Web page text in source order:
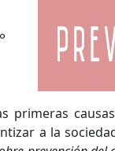
primeras
a la